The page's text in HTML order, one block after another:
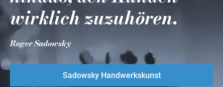
wirklich zuzuhören.
Roger Sadowsky
Sadowsky Handwerkskunst